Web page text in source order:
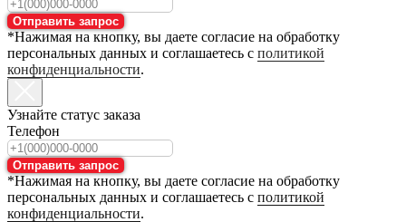
Отправить запрос
*Нажимая на кнопку, вы даете согласие на обработку
персональных данных и соглашаетесь с политикой
конфиденциальности.
Узнайте статус заказа
Телефон
Отправить запрос
*Нажимая на кнопку, вы даете согласие на обработку
персональных данных и соглашаетесь с политикой
конфиденциальности.